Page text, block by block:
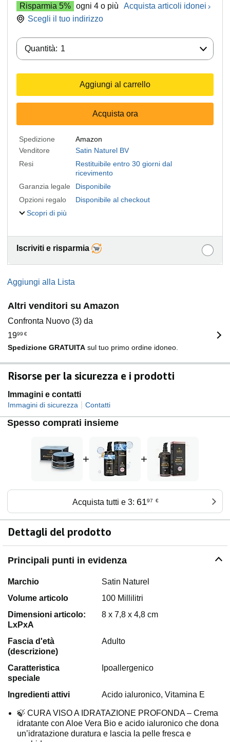
Risparmia 5% ogni 4 o più
Acquista articoli idonei
Scegli il tuo indirizzo
Quantità: 1
Aggiungi al carrello
Acquista ora
Spedizione
Amazon
Venditore
Satin Naturel BV
Resi
Restituibile entro 30 giorni dal
ricevimento
Garanzia legale
Disponibile
Opzioni regalo
Disponibile al checkout
Scopri di più
Iscriviti e risparmia
Aggiungi alla Lista
Altri venditori su Amazon
Confronta Nuovo (3) da
1999 €
Spedizione GRATUITA sul tuo primo ordine idoneo.
Risorse per la sicurezza e i prodotti
Immagini e contatti
Immagini di sicurezza Contatti
Spesso comprati insieme
+ +
Acquista tutti e 3: 6197 €
Dettagli del prodotto
Principali punti in evidenza
Marchio
Satin Naturel
Volume articolo
100 Millilitri
Dimensioni articolo:
LxPxA
8 x 7,8 x 4,8 cm
Fascia d'età
(descrizione)
Adulto
Caratteristica
speciale
Ipoallergenico
Ingredienti attivi Acido ialuronico, Vitamina E
🍃 CURA VISO A IDRATAZIONE PROFONDA – Crema
idratante con Aloe Vera Bio e acido ialuronico che dona
un’idratazione duratura e lascia la pelle fresca e